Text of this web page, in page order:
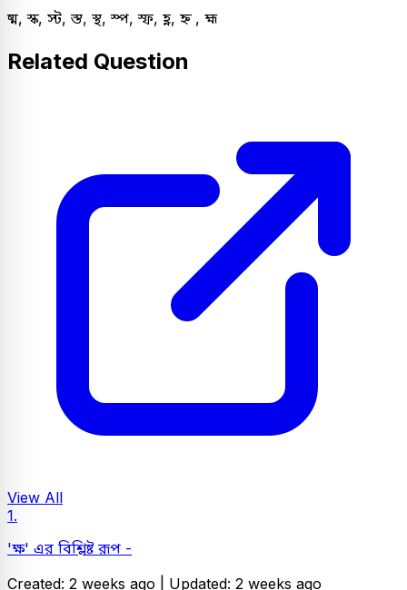
ষ্ম, স্ক, স্ট, স্ত, স্থ, স্প, স্ফ, হ্ণ, হ্ন , হ্ম
Related Question
View All
1.
'ক্ষ' এর বিশ্লিষ্ট রূপ -
Created: 2 weeks ago | Updated: 2 weeks ago